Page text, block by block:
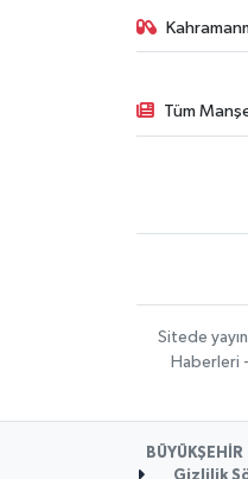
Tüm
Sitede
Haberleri
BÜYÜKŞEHİR
Gizlilik